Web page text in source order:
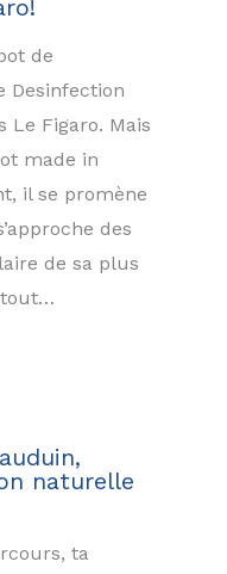
de
Desinfection
Le Figaro. Mais
made in
il se promène
des
de sa plus
naturelle
ta